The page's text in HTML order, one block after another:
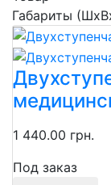
Габариты
1 440.00 грн.
Под заказ